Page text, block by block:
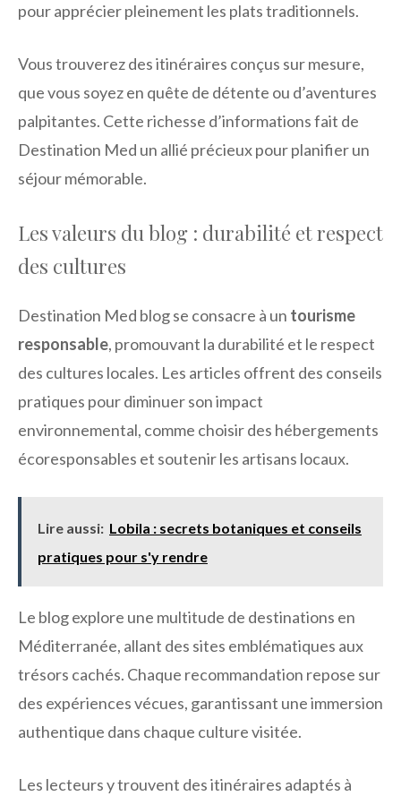
pour apprécier pleinement les plats traditionnels.
Vous trouverez des itinéraires conçus sur mesure,
que vous soyez en quête de détente ou d’aventures
palpitantes. Cette richesse d’informations fait de
Destination Med un allié précieux pour planifier un
séjour mémorable.
Les valeurs du blog : durabilité et respect
des cultures
Destination Med blog se consacre à un tourisme
responsable, promouvant la durabilité et le respect
des cultures locales. Les articles offrent des conseils
pratiques pour diminuer son impact
environnemental, comme choisir des hébergements
écoresponsables et soutenir les artisans locaux.
Lire aussi: Lobila : secrets botaniques et conseils
pratiques pour s'y rendre
Le blog explore une multitude de destinations en
Méditerranée, allant des sites emblématiques aux
trésors cachés. Chaque recommandation repose sur
des expériences vécues, garantissant une immersion
authentique dans chaque culture visitée.
Les lecteurs y trouvent des itinéraires adaptés à